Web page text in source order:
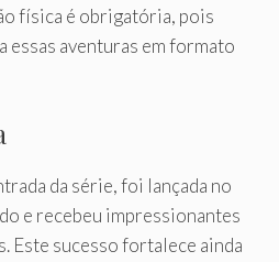
física é obrigatória, pois
essas aventuras em formato
da série, foi lançada no
e recebeu impressionantes
Este sucesso fortalece ainda